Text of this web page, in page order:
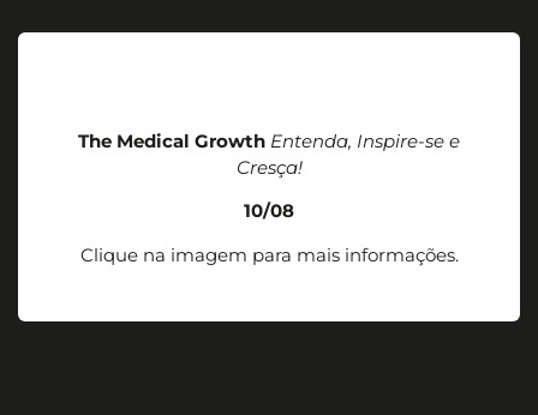
The Medical Growth Entenda, Inspire-se e
Cresça!
10/08
Clique na imagem para mais informações.